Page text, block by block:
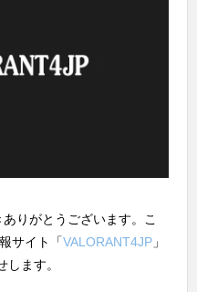
りがとうございます。こ
サイト「VALORANT4JP 」
ます。